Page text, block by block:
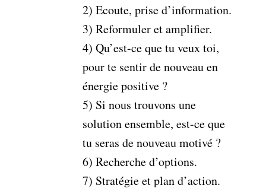
2) Ecoute, prise d’information.
3) Reformuler et amplifier.
4) Qu’est-ce que tu veux toi,
pour te sentir de nouveau en
énergie positive ?
5) Si nous trouvons une
solution ensemble, est-ce que
tu seras de nouveau motivé ?
6) Recherche d’options.
7) Stratégie et plan d’action.